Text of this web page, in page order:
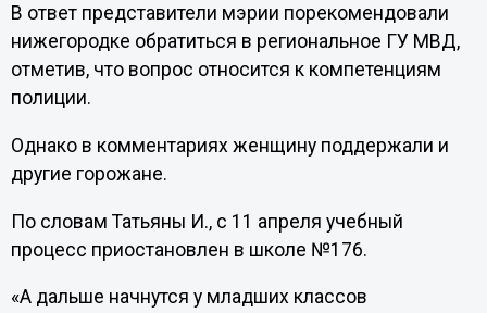
В ответ представители мэрии порекомендовали
нижегородке обратиться в региональное ГУ МВД,
отметив, что вопрос относится к компетенциям
полиции.
Однако в комментариях женщину поддержали и
другие горожане.
По словам Татьяны И., с 11 апреля учебный
процесс приостановлен в школе №176.
«А дальше начнутся у младших классов